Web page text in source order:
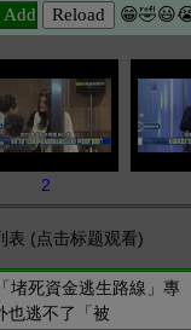
2
表 (点击标题观看)
堵死資金逃生路線」專
也逃不了「被